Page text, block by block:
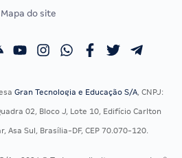
Calendário OAB
Mapa do site
Gran Tecnologia e Educação S/A, CNPJ:
02, Bloco J, Lote 10, Edifício Carlton
Asa Sul, Brasília-DF, CEP 70.070-120.